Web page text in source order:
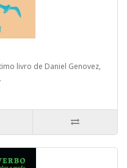
livro de Daniel Genovez,